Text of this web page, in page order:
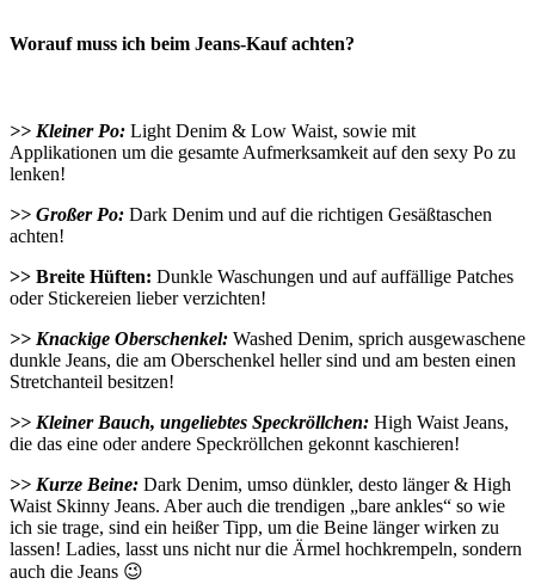
Worauf muss ich beim Jeans-Kauf achten?
>> Kleiner Po: Light Denim & Low Waist, sowie mit
Applikationen um die gesamte Aufmerksamkeit auf den sexy Po zu
lenken!
>> Großer Po: Dark Denim und auf die richtigen Gesäßtaschen
achten!
>> Breite Hüften: Dunkle Waschungen und auf auffällige Patches
oder Stickereien lieber verzichten!
>> Knackige Oberschenkel: Washed Denim, sprich ausgewaschene
dunkle Jeans, die am Oberschenkel heller sind und am besten einen
Stretchanteil besitzen!
>> Kleiner Bauch, ungeliebtes Speckröllchen: High Waist Jeans,
die das eine oder andere Speckröllchen gekonnt kaschieren!
>> Kurze Beine: Dark Denim, umso dünkler, desto länger & High
Waist Skinny Jeans. Aber auch die trendigen „bare ankles“ so wie
ich sie trage, sind ein heißer Tipp, um die Beine länger wirken zu
lassen! Ladies, lasst uns nicht nur die Ärmel hochkrempeln, sondern
auch die Jeans 😉